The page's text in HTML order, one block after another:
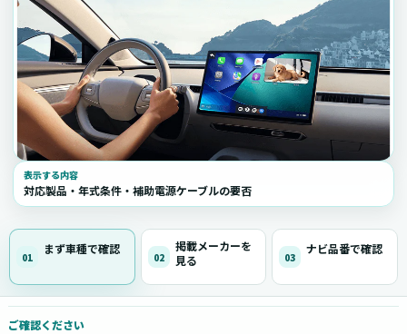
表示する内容
対応製品・年式条件・補助電源ケーブルの要否
01
まず車種で確認
02
掲載メーカーを
見る
03
ナビ品番で確認
ご確認ください